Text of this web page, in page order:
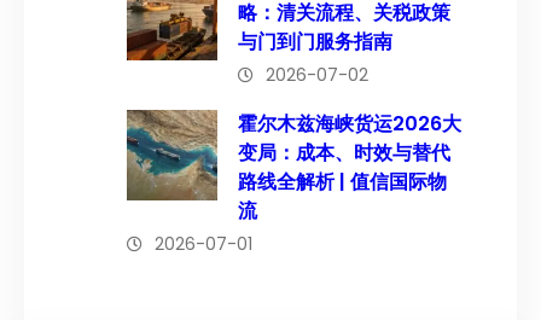
略：清关流程、关税政策
与门到门服务指南
2026-07-02
霍尔木兹海峡货运2026大
变局：成本、时效与替代
路线全解析 | 值信国际物
流
2026-07-01